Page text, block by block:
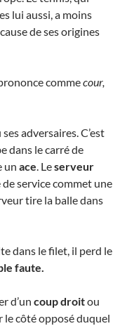
lui aussi, a moins
de ses origines
commecour,
adversaires. C’est
dans le carré de
un ace. Leserveur
service commet une
tire la balle dans
dans le filet, il perd le
faute.
d’un coup droitou
le côté opposé duquel